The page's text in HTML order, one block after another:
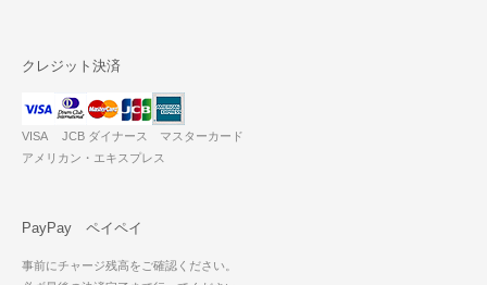
クレジット決済
VISA JCB ダイナース マスターカード
アメリカン・エキスプレス
PayPay ペイペイ
事前にチャージ残高をご確認ください。